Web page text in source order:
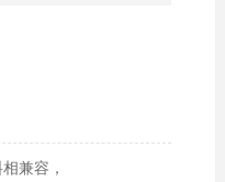
兼容，